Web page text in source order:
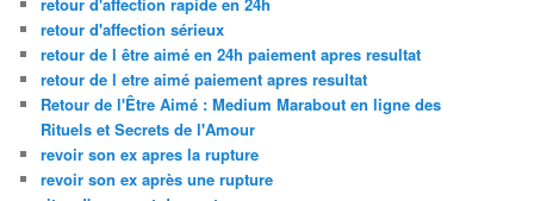
retour d'affection sérieux
retour de l être aimé en 24h paiement apres resultat
retour de l etre aimé paiement apres resultat
Retour de l'Être Aimé : Medium Marabout en ligne des
Rituels et Secrets de l'Amour
revoir son ex apres la rupture
revoir son ex après une rupture